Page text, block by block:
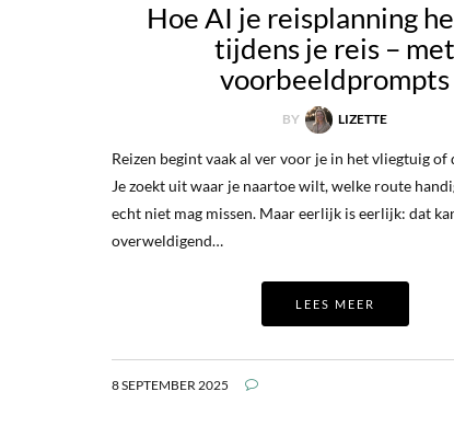
Hoe AI je reisplanning
tijdens je reis – met
voorbeeldprompts
BY LIZETTE
Reizen begint vaak al ver voor je in het vliegtuig of
Je zoekt uit waar je naartoe wilt, welke route
echt niet mag missen. Maar eerlijk is eerlijk: dat
overweldigend…
LEES MEER
8 SEPTEMBER 2025